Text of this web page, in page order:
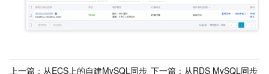
上一篇： 从ECS上的自建MySQL同步 下一篇： 从RDS MySQL同步